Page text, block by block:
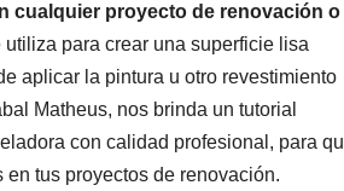
cualquier proyecto de renovación o
utiliza para crear una superficie lisa
aplicar la pintura u otro revestimiento
Matheus, nos brinda un tutorial
con calidad profesional, para
tus proyectos de renovación.